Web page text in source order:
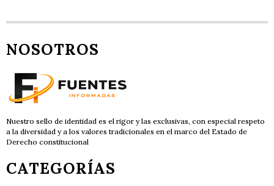
NOSOTROS
Nuestro sello de identidad es el rigor y las exclusivas, con especial respeto
a la diversidad y a los valores tradicionales en el marco del Estado de
Derecho constitucional
CATEGORÍAS